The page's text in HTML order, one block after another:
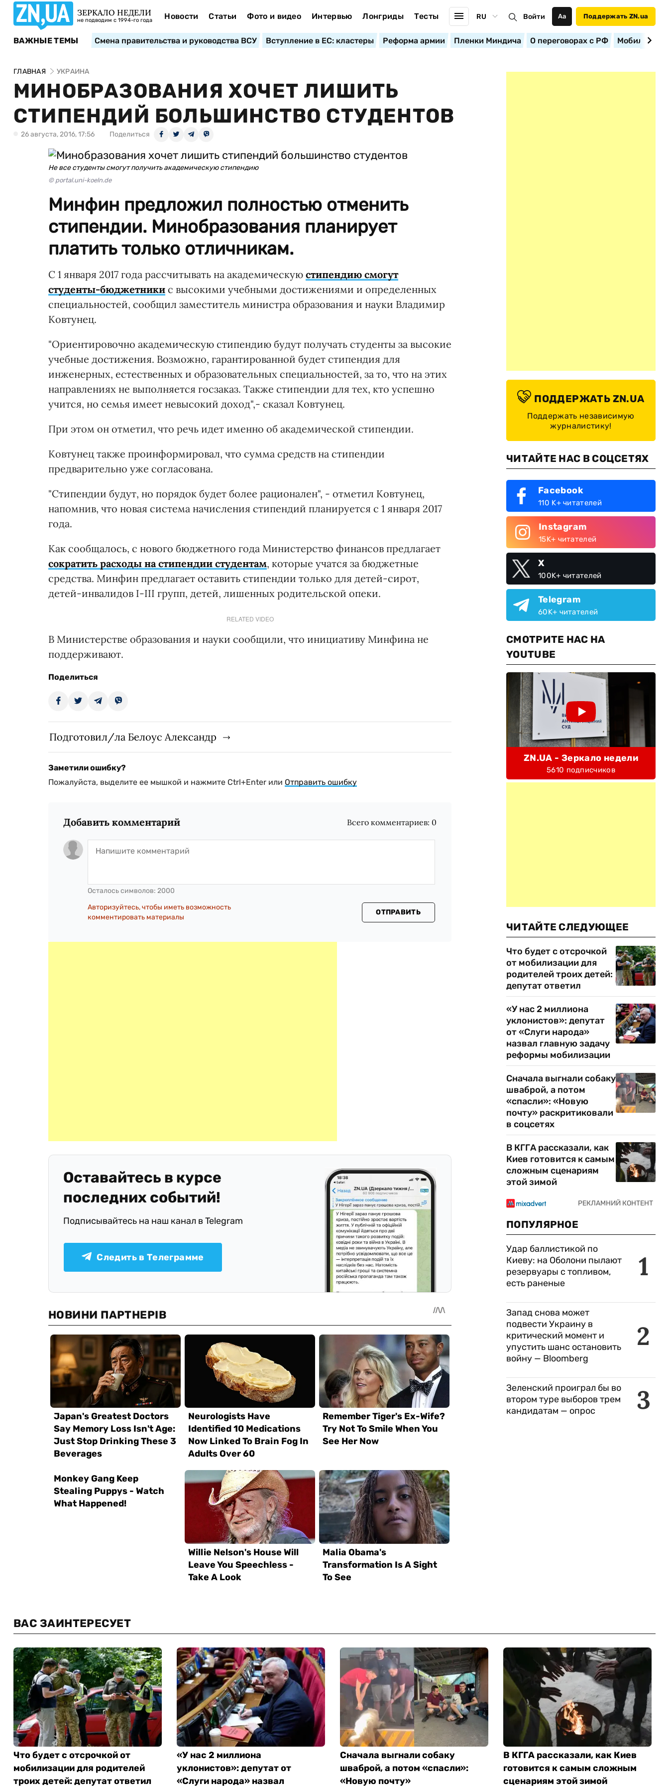
ЗЕРКАЛО НЕДЕЛИ
не подводим с 1994-го года Новости Статьи Фото и видео Интервью Лонгриды Тесты RU Войти Аа Поддержать ZN.ua
ВАЖНЫЕ ТЕМЫ Смена правительства и руководства ВСУ Вступление в ЕС: кластеры Реформа армии Пленки Миндича О переговорах с РФ
ГЛАВНАЯ УКРАИНА
МИНОБРАЗОВАНИЯ ХОЧЕТ ЛИШИТЬ
СТИПЕНДИЙ БОЛЬШИНСТВО СТУДЕНТОВ
26 августа, 2016, 17:56 Поделиться
Не все студенты смогут получить академическую стипендию
© portal.uni-koeln.de
Минфин предложил полностью отменить
стипендии. Минобразования планирует
платить только отличникам.
С 1 января 2017 года рассчитывать на академическую стипендию смогут
студенты-бюджетники с высокими учебными достижениями и определенных
специальностей, сообщил заместитель министра образования и науки Владимир
Ковтунец.
"Ориентировочно академическую стипендию будут получать студенты за высокие
учебные достижения. Возможно, гарантированной будет стипендия для
инженерных, естественных и образовательных специальностей, за то, что на этих
направлениях не выполняется госзаказ. Также стипендии для тех, кто успешно
учится, но семья имеет невысокий доход",- сказал Ковтунец.
При этом он отметил, что речь идет именно об академической стипендии.
Ковтунец также проинформировал, что сумма средств на стипендии
предварительно уже согласована.
"Стипендии будут, но порядок будет более рационален", - отметил Ковтунец,
напомнив, что новая система начисления стипендий планируется с 1 января 2017
года.
Как сообщалось, с нового бюджетного года Министерство финансов предлагает
сократить расходы на стипендии студентам, которые учатся за бюджетные
средства. Минфин предлагает оставить стипендии только для детей-сирот,
детей-инвалидов I-III групп, детей, лишенных родительской опеки.
RELATED VIDEO
В Министерстве образования и науки сообщили, что инициативу Минфина не
поддерживают.
Поделиться
Подготовил/ла Белоус Александр
Заметили ошибку?
Пожалуйста, выделите ее мышкой и нажмите Ctrl+Enter или Отправить ошибку
Добавить комментарий Всего комментариев: 0
Осталось символов: 2000
Авторизуйтесь, чтобы иметь возможность
комментировать материалы
ОТПРАВИТЬ
Оставайтесь в курсе
последних событий!
Подписывайтесь на наш канал в Telegram
Следить в Телеграмме
ПОДДЕРЖАТЬ ZN.UA
Поддержать независимую
журналистику!
ЧИТАЙТЕ НАС В СОЦСЕТЯХ
Facebook
110 K+ читателей
Instagram
15K+ читателей
X
100K+ читателей
Telegram
60K+ читателей
СМОТРИТЕ НАС НА
YOUTUBE
ZN.UA - Зеркало недели
5610 подписчиков
ЧИТАЙТЕ СЛЕДУЮЩЕЕ
Что будет с отсрочкой
от мобилизации для
родителей троих детей:
депутат ответил
«У нас 2 миллиона
уклонистов»: депутат
от «Слуги народа»
назвал главную задачу
реформы мобилизации
Сначала выгнали собаку
шваброй, а потом
«спасли»: «Новую
почту» раскритиковали
в соцсетях
В КГГА рассказали, как
Киев готовится к самым
сложным сценариям
этой зимой
ПОПУЛЯРНОЕ
1
Удар баллистикой по
Киеву: на Оболони пылают
резервуары с топливом,
есть раненые
2
Запад снова может
подвести Украину в
критический момент и
упустить шанс остановить
войну — Bloomberg
3
Зеленский проиграл бы во
втором туре выборов трем
кандидатам — опрос
ВАС ЗАИНТЕРЕСУЕТ
Что будет с отсрочкой от
мобилизации для родителей
троих детей: депутат ответил
«У нас 2 миллиона
уклонистов»: депутат от
«Слуги народа» назвал
Сначала выгнали собаку
шваброй, а потом «спасли»:
«Новую почту»
В КГГА рассказали, как Киев
готовится к самым сложным
сценариям этой зимой